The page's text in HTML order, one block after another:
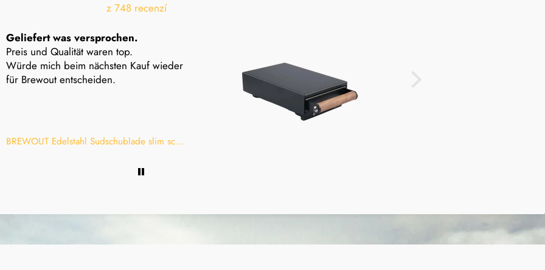
z 748 recenzí
Geliefert was versprochen.
Preis und Qualität waren top.
Würde mich beim nächsten Kauf wieder
für Brewout entscheiden.
BREWOUT Edelstahl Sudschublade slim schwarz mit Holzgriff klein